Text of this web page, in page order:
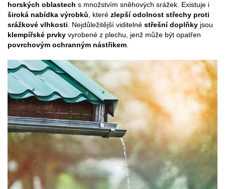
horských oblastech s množstvím sněhových srážek. Existuje i
široká nabídka výrobků, které zlepší odolnost střechy proti
srážkové vlhkosti. Nejdůležitější viditelné střešní doplňky jsou
klempířské prvky vyrobené z plechu, jenž může být opatřen
povrchovým ochranným nástřikem.